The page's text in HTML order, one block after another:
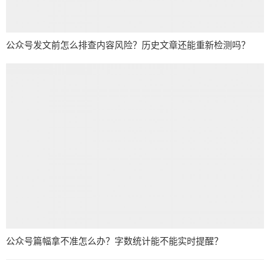
公众号发文前怎么排查内容风险？历史文章还能重新检测吗？
公众号篇幅拿不准怎么办？字数统计能不能实时提醒？